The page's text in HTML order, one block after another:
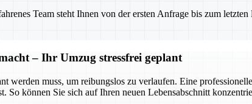
Team steht Ihnen von der ersten Anfrage bis zum
– Ihr Umzug stressfrei geplant
werden muss, um reibungslos zu verlaufen. Eine
So können Sie sich auf Ihren neuen Lebensabschnitt